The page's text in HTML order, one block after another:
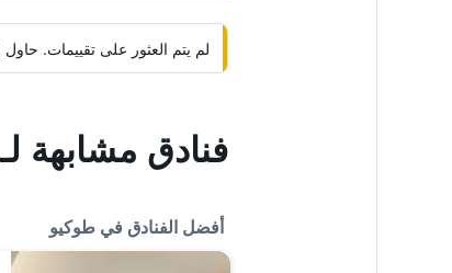
لم يتم العثور على تقييمات.
فنادق مشابهة
أفضل الفنادق في طوكيو